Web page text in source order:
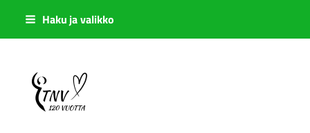
Siirry
sisältöön
Haku ja valikko
Sivuston etusivulle